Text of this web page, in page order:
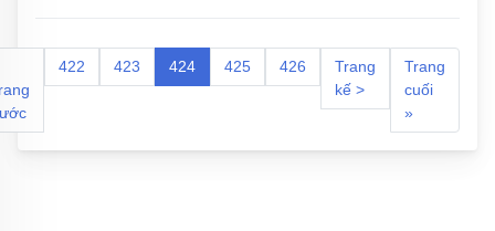
422 423 424 425 426
Trang
kế >
Trang
cuối
»